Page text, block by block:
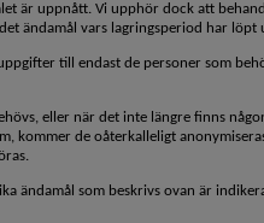
är uppnått. Vi upphör dock att
ändamål vars lagringsperiod har löpt
till endast de personer som
eller när det inte längre finns
kommer de oåterkalleligt
ändamål som beskrivs ovan är